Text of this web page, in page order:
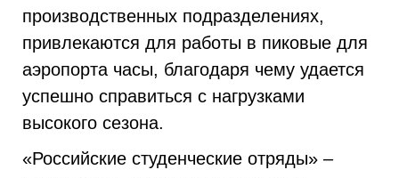
производственных подразделениях,
привлекаются для работы в пиковые для
аэропорта часы, благодаря чему удается
успешно справиться с нагрузками
высокого сезона.
«Российские студенческие отряды» –